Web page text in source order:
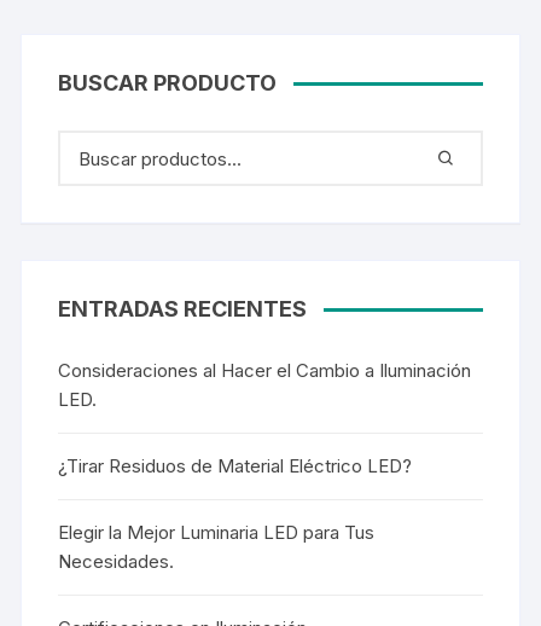
BUSCAR PRODUCTO
ENTRADAS RECIENTES
Consideraciones al Hacer el Cambio a Iluminación
LED.
¿Tirar Residuos de Material Eléctrico LED?
Elegir la Mejor Luminaria LED para Tus
Necesidades.